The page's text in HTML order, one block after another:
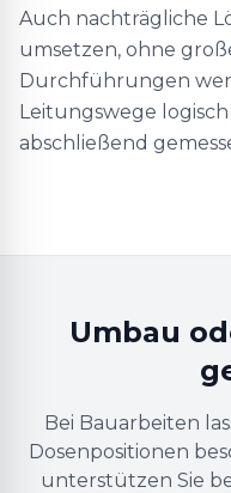
Auch nachträgliche
umsetzen, ohne
Durchführungen
Leitungswege
abschließend
Umbau
Bei Bauarbeiten
Dosenpositionen
unterstützen Sie